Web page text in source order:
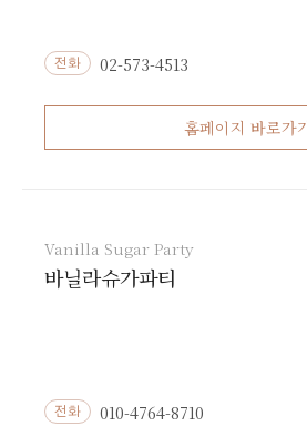
전화 02-573-4513
홈페이지 바로가
Vanilla Sugar Party
바닐라슈가파티
전화 010-4764-8710